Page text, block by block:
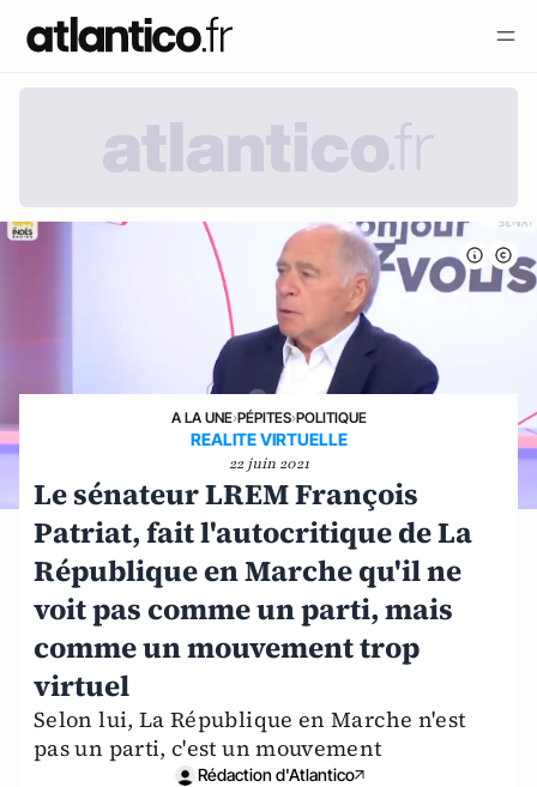
A LA UNE›PÉPITES›POLITIQUE
REALITE VIRTUELLE
22 juin 2021
Le sénateur LREM François
Patriat, fait l'autocritique de La
République en Marche qu'il ne
voit pas comme un parti, mais
comme un mouvement trop
virtuel
Selon lui, La République en Marche n'est
pas un parti, c'est un mouvement
Rédaction d'Atlantico